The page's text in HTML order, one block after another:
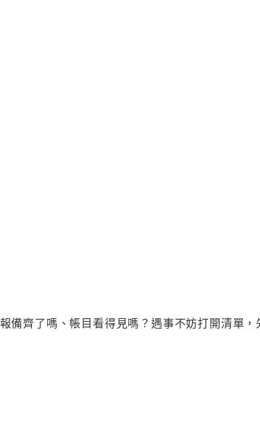
齊了嗎、帳目看得見嗎？遇事不妨打開清單，